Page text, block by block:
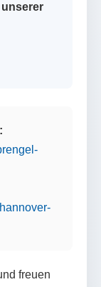
freuen